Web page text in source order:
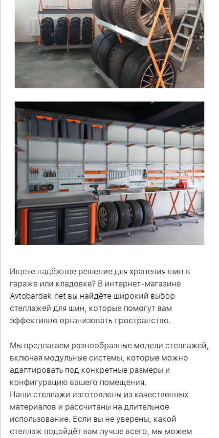
Ищете надёжное решение для хранения шин в
гараже или кладовке? В интернет-магазине
Avtobardak.net вы найдёте широкий выбор
стеллажей для шин, которые помогут вам
эффективно организовать пространство.
Мы предлагаем разнообразные модели стеллажей,
включая модульные системы, которые можно
адаптировать под конкретные размеры и
конфигурацию вашего помещения.
Наши стеллажи изготовлены из качественных
материалов и рассчитаны на длительное
использование. Если вы не уверены, какой
стеллаж подойдёт вам лучше всего, мы можем